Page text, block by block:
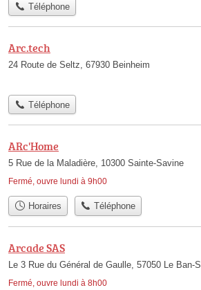
Téléphone
Arc.tech
24 Route de Seltz, 67930 Beinheim
Téléphone
ARc'Home
5 Rue de la Maladière, 10300 Sainte-Savine
Fermé, ouvre lundi à 9h00
Horaires Téléphone
Arcade SAS
Le 3 Rue du Général de Gaulle, 57050 Le Ban-
Fermé, ouvre lundi à 8h00